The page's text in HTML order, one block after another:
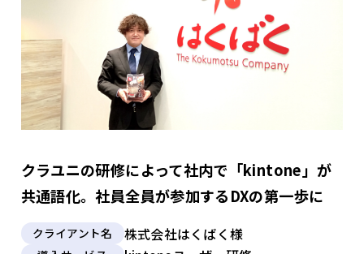
クラユニの研修によって社内で「kintone」が
共通語化。社員全員が参加するDXの第一歩に
クライアント名 株式会社はくばく様